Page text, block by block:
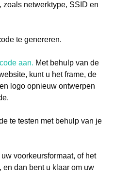
zoals netwerktype, SSID en
te genereren.
aan. Met behulp van de
kunt u het frame, de
logo opnieuw ontwerpen
te testen met behulp van je
voorkeursformaat, of het
en dan bent u klaar om uw